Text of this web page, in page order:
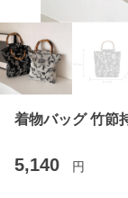
着物バッグ 竹節
5,140 円